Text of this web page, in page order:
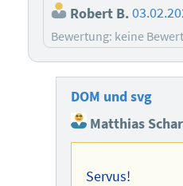
Robert B.
Bewertung: keine
DOM und svg
Matthias
Servus!